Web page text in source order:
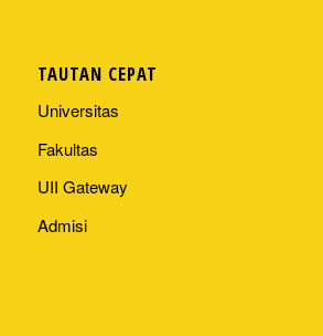
TAUTAN CEPAT
Universitas
Fakultas
UII Gateway
Admisi